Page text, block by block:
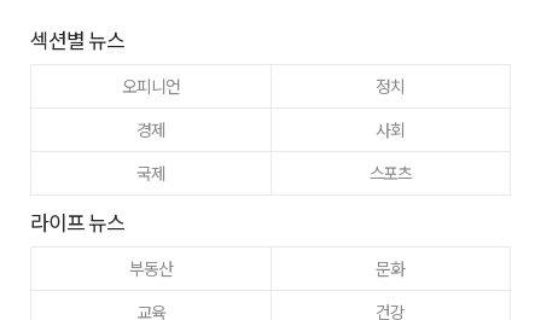
섹션별 뉴스
오피니언
정치
경제
사회
국제
스포츠
라이프 뉴스
부동산
문화
교육
건강